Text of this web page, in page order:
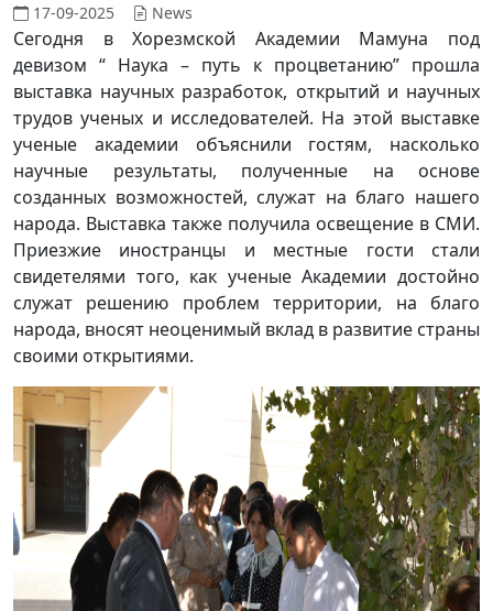
17-09-2025 News
Сегодня в Хорезмской Академии Мамуна под
девизом “ Наука – путь к процветанию” прошла
выставка научных разработок, открытий и научных
трудов ученых и исследователей. На этой выставке
ученые академии объяснили гостям, насколько
научные результаты, полученные на основе
созданных возможностей, служат на благо нашего
народа. Выставка также получила освещение в СМИ.
Приезжие иностранцы и местные гости стали
свидетелями того, как ученые Академии достойно
служат решению проблем территории, на благо
народа, вносят неоценимый вклад в развитие страны
своими открытиями.